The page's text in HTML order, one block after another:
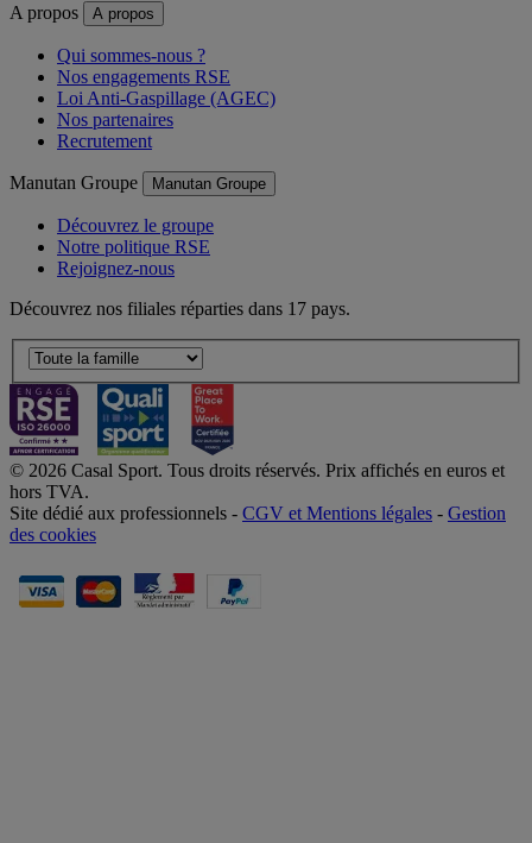
A propos A propos
Qui sommes-nous ?
Nos engagements RSE
Loi Anti-Gaspillage (AGEC)
Nos partenaires
Recrutement
Manutan Groupe Manutan Groupe
Découvrez le groupe
Notre politique RSE
Rejoignez-nous
Découvrez nos filiales réparties dans 17 pays.
© 2026 Casal Sport. Tous droits réservés. Prix affichés en euros et
hors TVA.
Site dédié aux professionnels - CGV et Mentions légales - Gestion
des cookies